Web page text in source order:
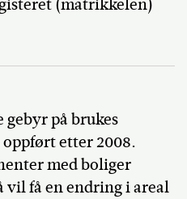
gebyr på brukes
etter 2008.
med boliger
vil få en endring i areal